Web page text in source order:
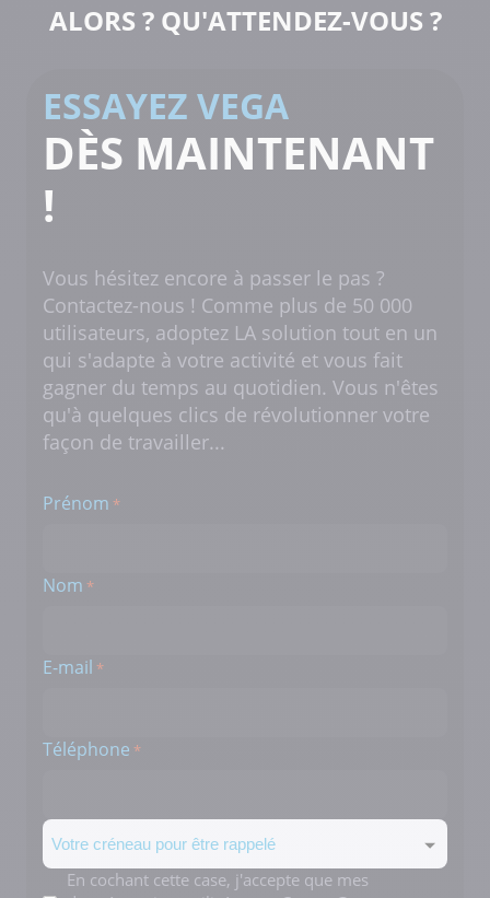
ALORS ? QU'ATTENDEZ-VOUS ?
ESSAYEZ VEGA
DÈS MAINTENANT
!
Vous hésitez encore à passer le pas ?
Contactez-nous ! Comme plus de 50 000
utilisateurs, adoptez LA solution tout en un
qui s'adapte à votre activité et vous fait
gagner du temps au quotidien. Vous n'êtes
qu'à quelques clics de révolutionner votre
façon de travailler...
Prénom *
Nom *
E-mail *
Téléphone *
Créneau
Mentions
En cochant cette case, j'accepte que mes